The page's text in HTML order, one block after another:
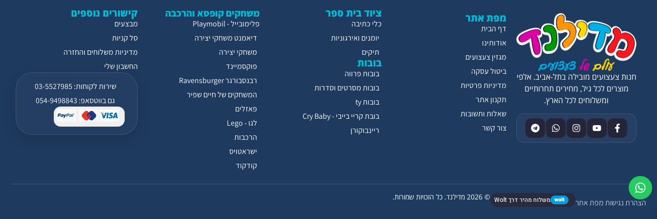
הצהרת נגישותמפת אתר wolt משלוח מהיר דרך Wolt © 2026 מדילנד. כל הזכויות שמורות.
קישורים נוספים
מבצעים
סל קניות
מדיניות משלוחים והחזרה
החשבון שלי
שירות לקוחות: 03-5527985
גם בווטסאפ: 054-9498843
משחקים קופסא והרכבה
פלימובייל - Playmobil
דיאמנט משחקי יצירה
משחקי יצירה
פוקסמיינד
רבנסבורגר Ravensburger
המשחקים של חיים שפיר
פאזלים
לגו - Lego
הרכבות
ישראטויס
קודקוד
ציוד בית ספר
כלי כתיבה
יומנים ואירגוניות
תיקים
בובות
בובות פרווה
בובות מסרטים וסדרות
בובות ty
בובת קריי בייבי - Cry Baby
ריינבוקורן
מפת אתר
דף הבית
אודותינו
מגזין צעצועים
ביטול עסקה
מדיניות פרטיות
תקנון אתר
שאלות ותשובות
צור קשר
חנות צעצועים מובילה בתל-אביב. אלפי
מוצרים לכל גיל, מחירים תחרותיים
ומשלוחים לכל הארץ.